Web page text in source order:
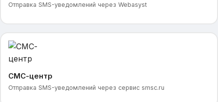
Отправка SMS-уведомлений через Webasyst
СМС-центр
Отправка SMS-уведомлений через сервис smsc.ru